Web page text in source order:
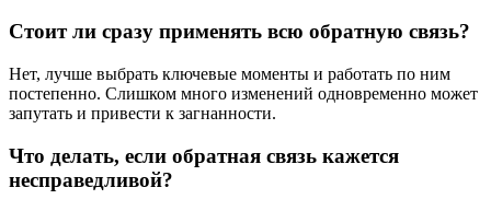
Стоит ли сразу применять всю обратную связь?
Нет, лучше выбрать ключевые моменты и работать по ним
постепенно. Слишком много изменений одновременно может
запутать и привести к загнанности.
Что делать, если обратная связь кажется
несправедливой?